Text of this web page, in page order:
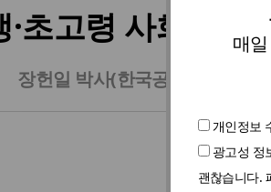
매
개인정보
광고성 정
괜찮습니다.
·초고령 사회, 풀
장헌일 박사(한국공공정책개발